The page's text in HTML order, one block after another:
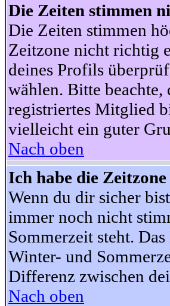
Die Zeiten stimmen
Die Zeiten stimmen
Zeitzone nicht richtig
deines Profils
wählen. Bitte beachte,
registriertes Mitglied
vielleicht ein guter
Nach oben
Ich habe die
Wenn du dir sicher
immer noch nicht
Sommerzeit steht.
Winter- und
Differenz zwischen
Nach oben